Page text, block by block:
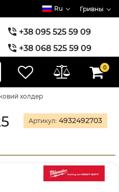
Ru Гривны
+38 095 525 59 09
+38 068 525 59 09
+38 073 525 59 09
0
холдер
Артикул: 4932492703